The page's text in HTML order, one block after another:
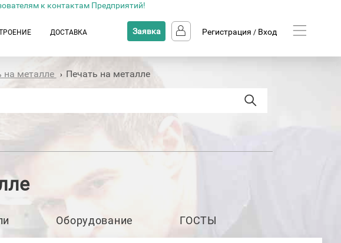
к контактам Предприятий!
ДОСТАВКА Заявка Регистрация / Вход
на металле › Печать на металле
Оборудование ГОСТЫ